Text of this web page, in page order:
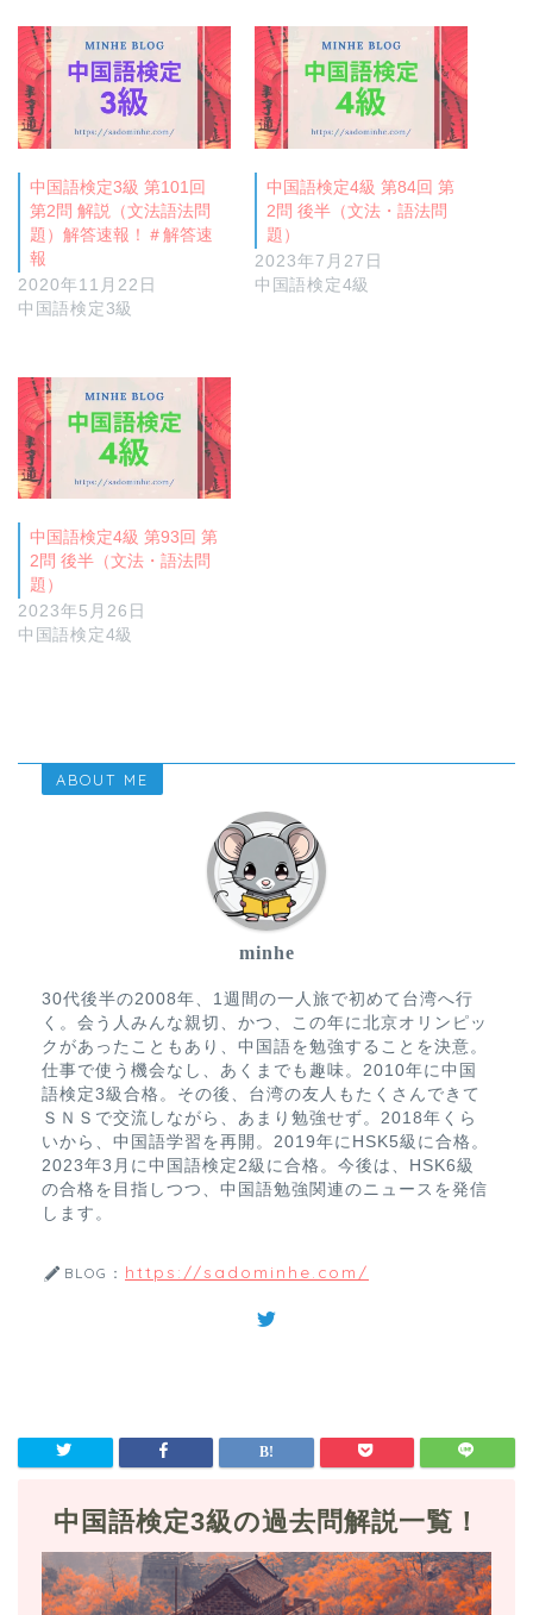
中国語検定3級 第101回
第2問 解説（文法語法問
題）解答速報！＃解答速
報
2020年11月22日
中国語検定3級
中国語検定4級 第84回 第
2問 後半（文法・語法問
題）
2023年7月27日
中国語検定4級
中国語検定4級 第93回 第
2問 後半（文法・語法問
題）
2023年5月26日
中国語検定4級
ABOUT ME
minhe
30代後半の2008年、1週間の一人旅で初めて台湾へ行
く。会う人みんな親切、かつ、この年に北京オリンピッ
クがあったこともあり、中国語を勉強することを決意。
仕事で使う機会なし、あくまでも趣味。2010年に中国
語検定3級合格。その後、台湾の友人もたくさんできて
ＳＮＳで交流しながら、あまり勉強せず。2018年くら
いから、中国語学習を再開。2019年にHSK5級に合格。
2023年3月に中国語検定2級に合格。今後は、HSK6級
の合格を目指しつつ、中国語勉強関連のニュースを発信
します。
BLOG： https://sadominhe.com/
中国語検定3級の過去問解説一覧！